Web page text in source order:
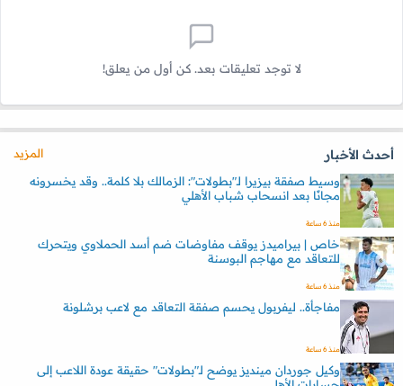
لا توجد تعليقات بعد. كن أول من يعلق!
أحدث الأخبار
المزيد
وسيط صفقة بيزيرا لـ"بطولات": الزمالك بلا كلمة.. وقد يخسرونه
مجانًا بعد انسحاب شباب الأهلي
منذ 6 ساعة
خاص | بيراميدز يوقف مفاوضات ضم أسد الحملاوي ويتحرك
للتعاقد مع مهاجم البوسنة
منذ 6 ساعة
مفاجأة.. ليفربول يحسم صفقة التعاقد مع لاعب برشلونة
منذ 6 ساعة
وكيل جوردان مينديز يوضح لـ"بطولات" حقيقة عودة اللاعب إلى